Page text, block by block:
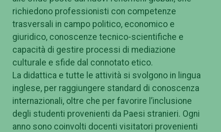
richiedono professionisti con competenze
trasversali in campo politico, economico e
giuridico, conoscenze tecnico-scientifiche e
capacità di gestire processi di mediazione
culturale e sfide dal connotato etico.
La didattica e tutte le attività si svolgono in lingua
inglese, per raggiungere standard di conoscenza
internazionali, oltre che per favorire l’inclusione
degli studenti provenienti da Paesi stranieri. Ogni
anno sono coinvolti docenti visitatori provenienti